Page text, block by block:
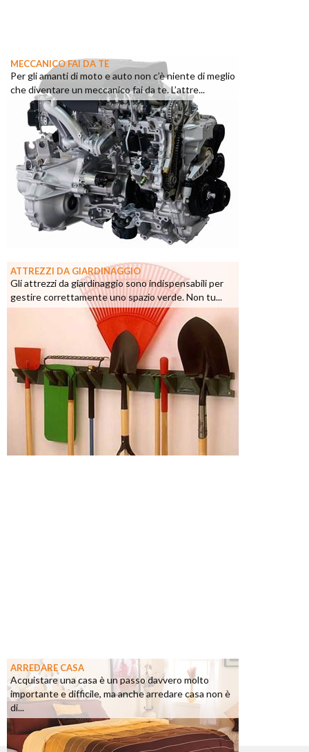
MECCANICO FAI DA TE
Per gli amanti di moto e auto non c’è niente di meglio
che diventare un meccanico fai da te. L’attre...
ATTREZZI DA GIARDINAGGIO
Gli attrezzi da giardinaggio sono indispensabili per
gestire correttamente uno spazio verde. Non tu...
ARREDARE CASA
Acquistare una casa è un passo davvero molto
importante e difficile, ma anche arredare casa non è
di...